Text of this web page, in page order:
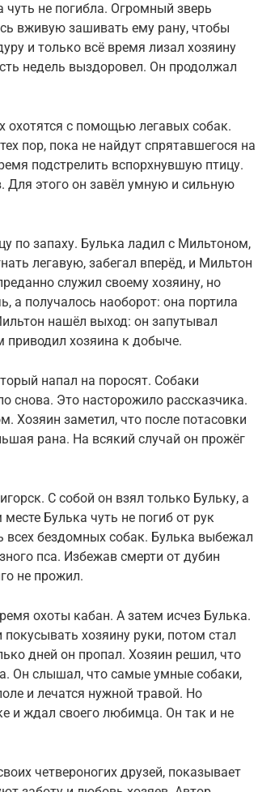
чуть не погибла. Огромный зверь
вживую зашивать ему рану, чтобы
и только всё время лизал хозяину
недель выздоровел. Он продолжал
охотятся с помощью легавых собак.
пор, пока не найдут спрятавшегося на
подстрелить вспорхнувшую птицу.
Для этого он завёл умную и сильную
по запаху. Булька ладил с Мильтоном,
легавую, забегал вперёд, и Мильтон
служил своему хозяину, но
а получалось наоборот: она портила
нашёл выход: он запутывал
приводил хозяина к добыче.
напал на поросят. Собаки
снова. Это насторожило рассказчика.
Хозяин заметил, что после потасовки
рана. На всякий случай он прожёг
С собой он взял только Бульку, а
Булька чуть не погиб от рук
бездомных собак. Булька выбежал
пса. Избежав смерти от дубин
не прожил.
охоты кабан. А затем исчез Булька.
хозяину руки, потом стал
дней он пропал. Хозяин решил, что
Он слышал, что самые умные собаки,
и лечатся нужной травой. Но
и ждал своего любимца. Он так и не
четвероногих друзей, показывает